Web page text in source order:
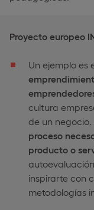
Proyecto europeo
Un ejemplo es
cultura
de un negocio.
proceso
producto o
inspirarte con
metodologías